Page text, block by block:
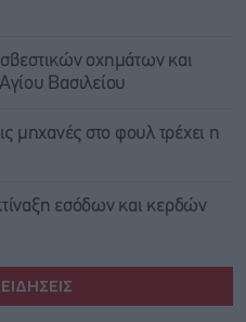
οχημάτων και
Βασιλείου
μηχανές στο φουλ τρέχει η
εσόδων και κερδών